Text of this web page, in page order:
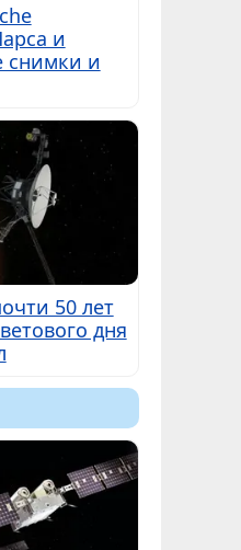
и
снимки и
50 лет
дня